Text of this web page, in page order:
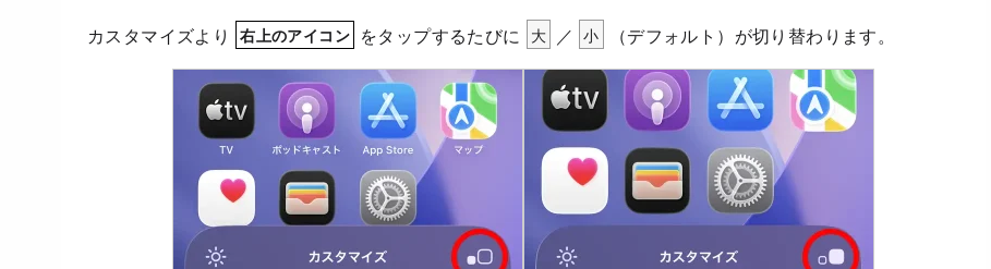
カスタマイズより 右上のアイコン をタップするたびに 大 ／ 小 （デフォルト）が切り替わります。